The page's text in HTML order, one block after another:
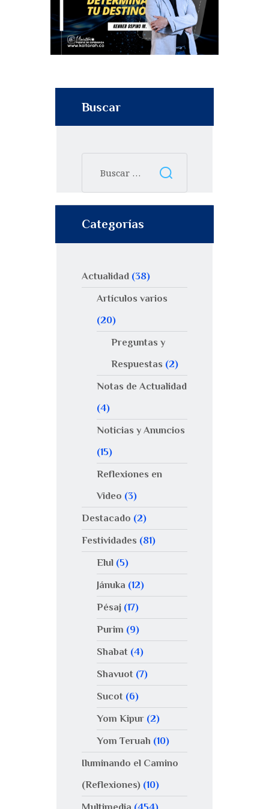
Buscar
Categorías
Actualidad (38)
Artículos varios
(20)
Preguntas y
Respuestas (2)
Notas de Actualidad
(4)
Noticias y Anuncios
(15)
Reflexiones en
Video (3)
Destacado (2)
Festividades (81)
Elul(5)
Jánuka (12)
Pésaj(17)
Purim (9)
Shabat(4)
Shavuot(7)
Sucot(6)
Yom Kipur(2)
Yom Teruah (10)
Iluminando el Camino
(Reflexiones) (10)